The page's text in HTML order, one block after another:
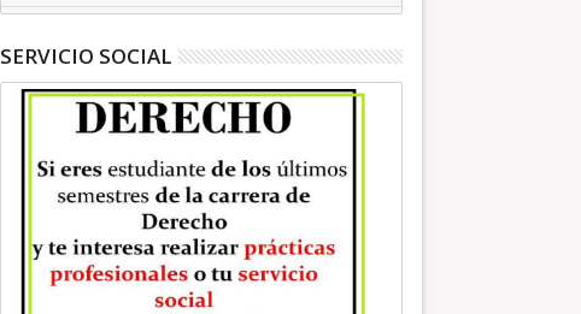
Cisneros: TEEM | INFORMATIVA
SERVICIO SOCIAL